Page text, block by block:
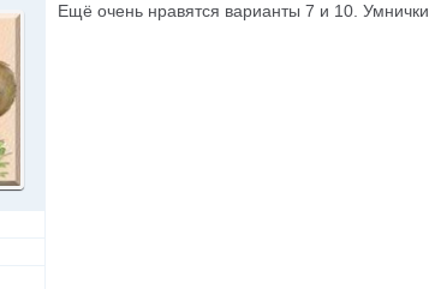
Ещё очень нравятся варианты 7 и 10. Умнички.